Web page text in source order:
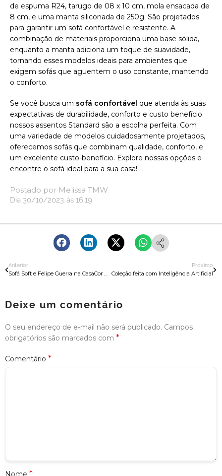
de espuma R24, tarugo de 08 x 10 cm, mola ensacada de
8 cm, e uma manta siliconada de 250g. São projetados
para garantir um sofá confortável e resistente. A
combinação de materiais proporciona uma base sólida,
enquanto a manta adiciona um toque de suavidade,
tornando esses modelos ideais para ambientes que
exigem sofás que aguentem o uso constante, mantendo
o conforto.
Se você busca um sofá confortável que atenda às suas
expectativas de durabilidade, conforto e custo benefício
nossos assentos Standard são a escolha perfeita. Com
uma variedade de modelos cuidadosamente projetados,
oferecemos sofás que combinam qualidade, conforto, e
um excelente custo-benefício. Explore nossas opções e
encontre o sofá ideal para a sua casa!
Postado por Melissa TMW
Dia 30/10/2023 às 16:19
Anterior
Sofá Soft e Felipe Guerra na CasaCor Paraná
Próximo
Coleção feita com Inteligência Artificial
Deixe um comentário
O seu endereço de e-mail não será publicado. Campos
obrigatórios são marcados com *
Comentário *
Nome *